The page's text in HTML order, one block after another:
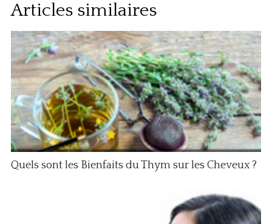
Articles similaires
Quels sont les Bienfaits du Thym sur les Cheveux ?